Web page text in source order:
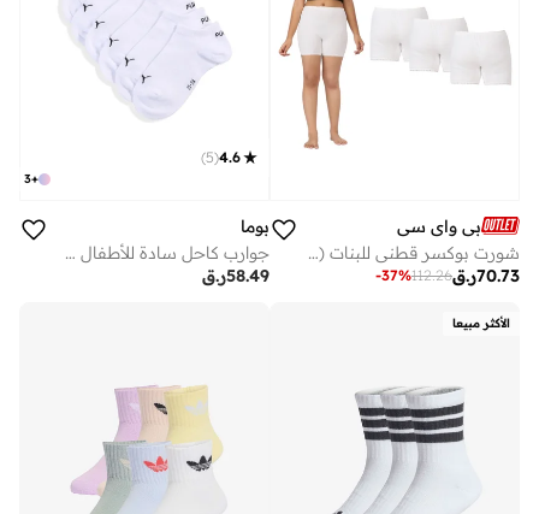
بي واي سي
شورت بوكسر قطني للبنات (عبوة من 3 قطع) - أبيض
ر.ق70.73
112.26
-37%
+
3
4.6
(
5
)
بوما
جوارب كاحل سادة للأطفال 3 قطع
ر.ق58.49
الأكثر مبيعا